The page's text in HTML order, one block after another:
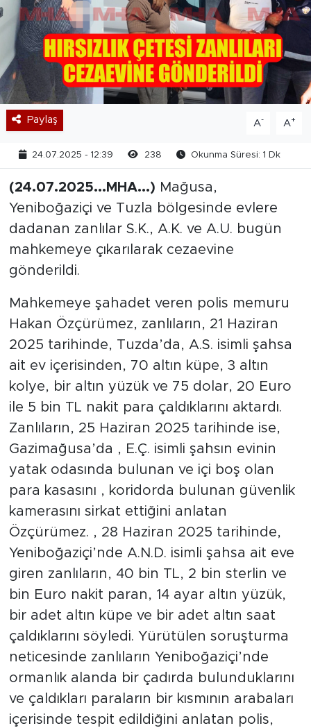
Paylaş A- A+
24.07.2025 - 12:39 238 Okunma Süresi: 1 Dk
(24.07.2025...MHA...) Mağusa,
Yeniboğaziçi ve Tuzla bölgesinde evlere
dadanan zanlılar S.K., A.K. ve A.U. bugün
mahkemeye çıkarılarak cezaevine
gönderildi.
Mahkemeye şahadet veren polis memuru
Hakan Özçürümez, zanlıların, 21 Haziran
2025 tarihinde, Tuzda’da, A.S. isimli şahsa
ait ev içerisinden, 70 altın küpe, 3 altın
kolye, bir altın yüzük ve 75 dolar, 20 Euro
ile 5 bin TL nakit para çaldıklarını aktardı.
Zanlıların, 25 Haziran 2025 tarihinde ise,
Gazimağusa’da , E.Ç. isimli şahsın evinin
yatak odasında bulunan ve içi boş olan
para kasasını , koridorda bulunan güvenlik
kamerasını sirkat ettiğini anlatan
Özçürümez. , 28 Haziran 2025 tarihinde,
Yeniboğaziçi’nde A.N.D. isimli şahsa ait eve
giren zanlıların, 40 bin TL, 2 bin sterlin ve
bin Euro nakit paran, 14 ayar altın yüzük,
bir adet altın küpe ve bir adet altın saat
çaldıklarını söyledi. Yürütülen soruşturma
neticesinde zanlıların Yeniboğaziçi’nde
ormanlık alanda bir çadırda bulunduklarını
ve çaldıkları paraların bir kısmının arabaları
içerisinde tespit edildiğini anlatan polis,